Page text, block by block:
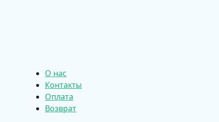
О нас
Контакты
Оплата
Возврат